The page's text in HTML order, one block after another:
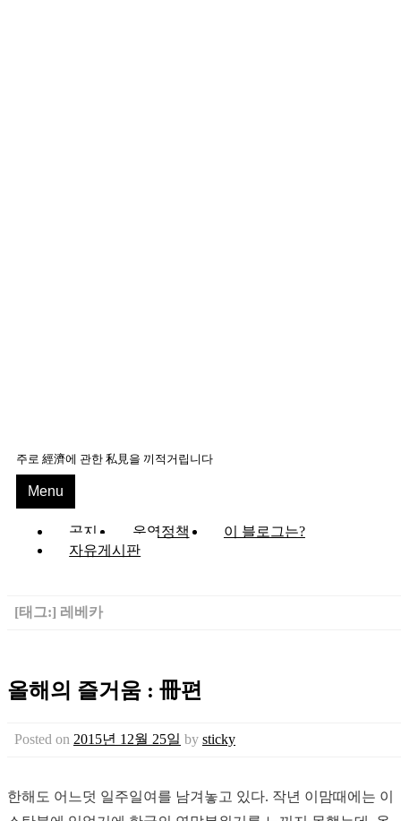
주로 經濟에 관한 私見을 끼적거립니다
Menu
공지 운영정책
이 블로그는?
자유게시판
[태그:] 레베카
올해의 즐거움 : 冊편
Posted on 2015년 12월 25일 by sticky
한해도 어느덧 일주일여를 남겨놓고 있다. 작년 이맘때에는 이